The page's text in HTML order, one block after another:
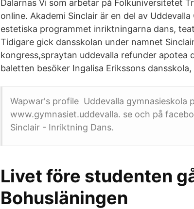
Dalarnas Vi som arbetar på Folkuniversitetet
online. Akademi Sinclair är en del av
estetiska programmet inriktningarna dans,
Tidigare gick dansskolan under namnet
kongress,spraytan uddevalla refunder
baletten besöker Ingalisa Erikssons
Wapwar's profile Uddevalla gymnasieskola
www.gymnasiet.uddevalla. se och på
Sinclair - Inriktning Dans.
Livet före studenten
Bohusläningen